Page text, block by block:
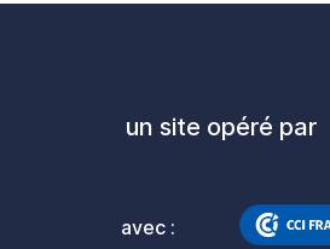
un site opéré par
avec :